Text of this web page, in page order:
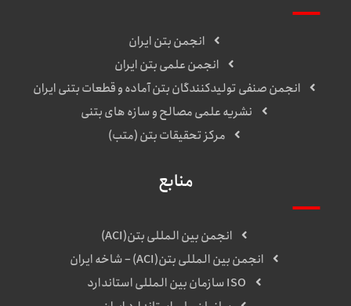
انجمن بتن ایران
انجمن علمی بتن ایران
انجمن صنفی تولیدکنندگان بتن آماده و قطعات بتنی ایران
نشریه علمی مصالح و سازه های بتنی
مرکز تحقیقات بتن (متب)
منابع
انجمن بین المللی بتن(ACI)
انجمن بین المللی بتن(ACI) – شاخه ایران
ISO سازمان بین المللی استاندارد